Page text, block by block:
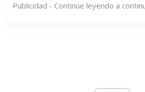
Publicidad - Continúe leyendo a